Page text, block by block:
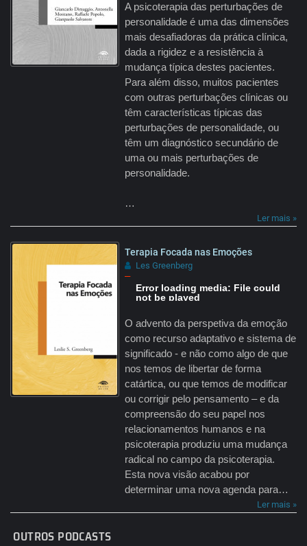
A psicoterapia das perturbações de
personalidade é uma das dimensões
mais desafiadoras da prática clínica,
dada a rigidez e a resistência à
mudança típica destes pacientes.
Para além disso, muitos pacientes
com outras perturbações clínicas ou
têm características típicas das
perturbações de personalidade, ou
têm um diagnóstico secundário de
uma ou mais perturbações de
personalidade.
…
Ler mais »
Terapia Focada nas Emoções
Les Greenberg
–
Error loading media: File could
not be played
O advento da perspetiva da emoção
como recurso adaptativo e sistema de
significado - e não como algo de que
nos temos de libertar de forma
catártica, ou que temos de modificar
ou corrigir pelo pensamento – e da
compreensão do seu papel nos
relacionamentos humanos e na
psicoterapia produziu uma mudança
radical no campo da psicoterapia.
Esta nova visão acabou por
determinar uma nova agenda para…
Ler mais »
OUTROS PODCASTS